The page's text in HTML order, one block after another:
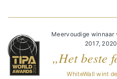
Meervoudige winnaar
2017,
„Het beste
WhiteWall wint